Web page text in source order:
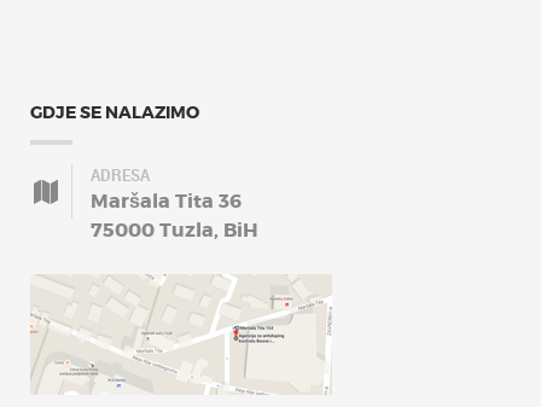
GDJE SE NALAZIMO
ADRESA
Maršala Tita 36
75000 Tuzla, BiH